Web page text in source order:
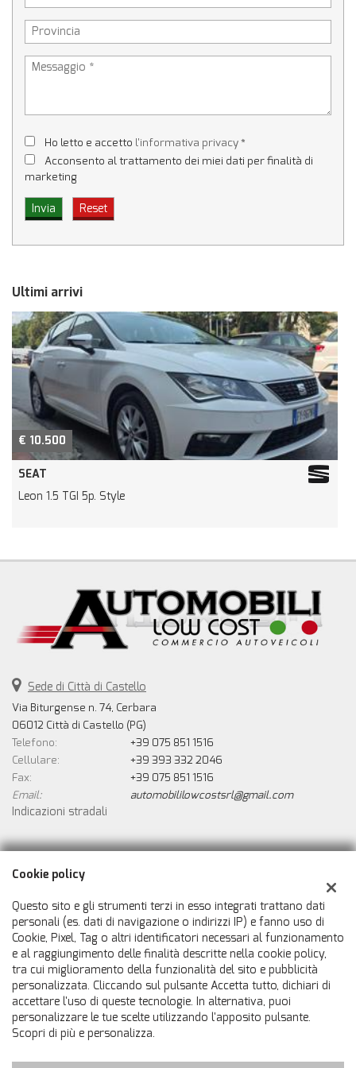
Ho letto e accetto l'informativa privacy*
Acconsento al trattamento dei miei dati per finalità di
marketing
Ultimi arrivi
€ 10.500
SEAT
Leon 1.5 TGI 5p. Style
Sede di Città di Castello
Via Biturgense n. 74, Cerbara
06012 Città di Castello (PG)
Telefono:
+39 075 851 1516
Cellulare:
+39 393 332 2046
Fax:
+39 075 851 1516
Email:
automobililowcostsrl@gmail.com
Indicazioni stradali
Dati fiscali:
Automobili Low Cost Srls
Via Biturgense n. 74, Cerbara, Città di Castello (PG)
C.F/P.IVA:02546800414
Registro delle imprese:PG
Cookie policy
Questo sito e gli strumenti terzi in esso integrati trattano dati
personali (es. dati di navigazione o indirizzi IP) e fanno uso di
Cookie, Pixel, Tag o altri identificatori necessari al funzionamento
e al raggiungimento delle finalità descritte nella cookie policy,
tra cui miglioramento della funzionalità del sito e pubblicità
personalizzata. Cliccando sul pulsante Accetta tutto, dichiari di
accettare l'uso di queste tecnologie. In alternativa, puoi
personalizzare le tue scelte utilizzando l'apposito pulsante.
Scopri di più e personalizza.